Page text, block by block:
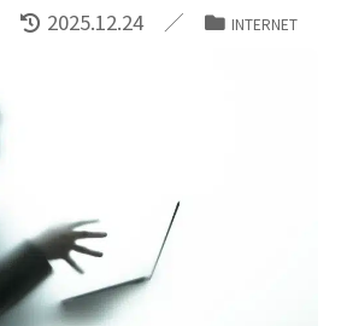
2025.12.24 INTERNET